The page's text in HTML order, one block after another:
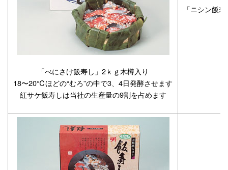
「べにさけ飯寿し」2ｋｇ木樽入り
18〜20℃ほどの“むろ”の中で3、4日発酵させます
紅サケ飯寿しは当社の生産量の9割を占めます
「ニシン飯